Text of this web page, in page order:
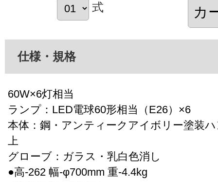
式
仕様・規格
60W×6灯相当
ランプ：LED電球60形相当（E26）×6
本体：鋼・アンティークアイボリー塗装
上
グローブ：ガラス・乳白色消し
●高-262 幅-φ700mm 重-4.4kg